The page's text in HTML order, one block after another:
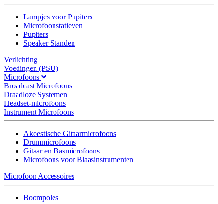
Lampjes voor Pupiters
Microfoonstatieven
Pupiters
Speaker Standen
Verlichting
Voedingen (PSU)
Microfoons
Broadcast Microfoons
Draadloze Systemen
Headset-microfoons
Instrument Microfoons
Akoestische Gitaarmicrofoons
Drummicrofoons
Gitaar en Basmicrofoons
Microfoons voor Blaasinstrumenten
Microfoon Accessoires
Boompoles